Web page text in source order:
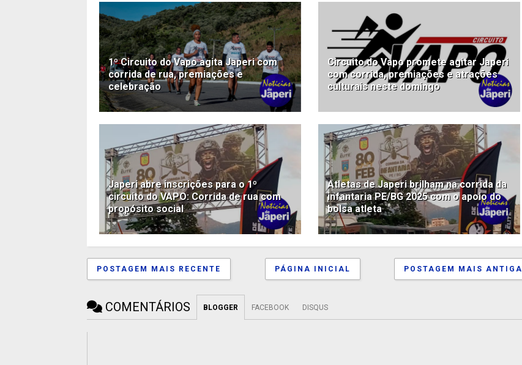
1º Circuito do Vapo agita Japeri com
corrida de rua, premiações e
celebração
Circuito do Vapo promete agitar Japeri
com corrida, premiações e atrações
culturais neste domingo
Japeri abre inscrições para o 1º
circuito do VAPO: Corrida de rua com
propósito social
Atletas de Japeri brilham na corrida da
infantaria PE/BG 2025 com o apoio do
bolsa atleta
POSTAGEM MAIS RECENTE POSTAGEM MAIS ANTIGA
PÁGINA INICIAL
COMENTÁRIOS BLOGGER FACEBOOK DISQUS